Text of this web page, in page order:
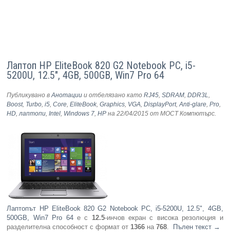
Лаптоп HP EliteBook 820 G2 Notebook PC, i5-
5200U, 12.5", 4GB, 500GB, Win7 Pro 64
Публикувано вАнотации и отбелязано катоRJ45,SDRAM,DDR3L,
Boost, Turbo,i5,Core,EliteBook,Graphics, VGA,DisplayPort,Anti-glare,Pro,
HD,лаптопи,Intel, Windows 7,HP на 22/04/2015 от МОСТ Компютърс.
Лаптопът HP EliteBook 820 G2 Notebook PC, i5-5200U, 12.5", 4GB,
500GB, Win7 Pro 64е с 12.5-инчов екран с висока резолюция и
разделителна способност с формат от1366 на768. Пълен текст →